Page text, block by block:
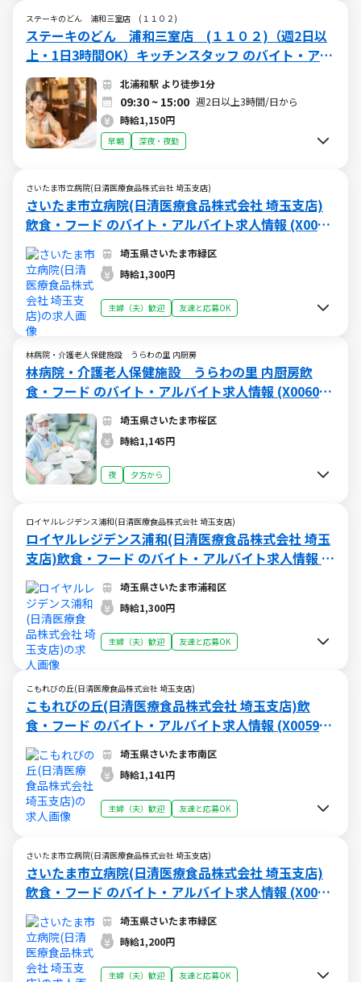
ステーキのどん 浦和三室店 (１１０２)
ステーキのどん 浦和三室店 (１１０２)（週2日以
上・1日3時間OK）キッチンスタッフ のバイト・アル
バイト求人情報 (W015563969)（日勤、午後勤、夜
勤）
北浦和駅 より徒歩1分
09:30 ~ 15:00 週2日以上3時間/日から
時給1,150円
早朝 深夜・夜勤
さいたま市立病院(日清医療食品株式会社 埼玉支店)
さいたま市立病院(日清医療食品株式会社 埼玉支店)
飲食・フード のバイト・アルバイト求人情報 (X0059
94861)
埼玉県さいたま市緑区
時給1,300円
主婦（夫）歓迎 友達と応募OK
林病院・介護老人保健施設 うらわの里 内厨房
林病院・介護老人保健施設 うらわの里 内厨房飲
食・フード のバイト・アルバイト求人情報 (X006087
213)
埼玉県さいたま市桜区
時給1,145円
夜 夕方から
ロイヤルレジデンス浦和(日清医療食品株式会社 埼玉支店)
ロイヤルレジデンス浦和(日清医療食品株式会社 埼玉
支店)飲食・フード のバイト・アルバイト求人情報 (X
005960746)
埼玉県さいたま市浦和区
時給1,300円
主婦（夫）歓迎 友達と応募OK
こもれびの丘(日清医療食品株式会社 埼玉支店)
こもれびの丘(日清医療食品株式会社 埼玉支店)飲
食・フード のバイト・アルバイト求人情報 (X005941
753)
埼玉県さいたま市南区
時給1,141円
主婦（夫）歓迎 友達と応募OK
さいたま市立病院(日清医療食品株式会社 埼玉支店)
さいたま市立病院(日清医療食品株式会社 埼玉支店)
飲食・フード のバイト・アルバイト求人情報 (X0059
41248)
埼玉県さいたま市緑区
時給1,200円
主婦（夫）歓迎 友達と応募OK